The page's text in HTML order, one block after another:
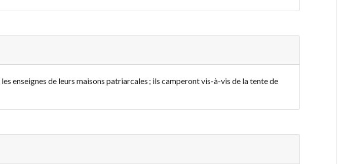
enseignes de leurs maisons patriarcales ; ils camperont vis-à-vis de la tente de